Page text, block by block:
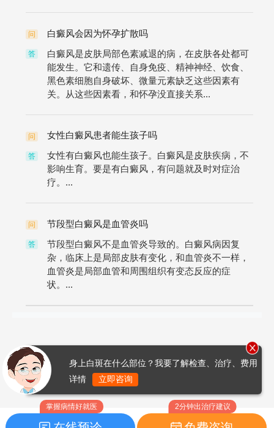
问 白癜风会因为怀孕扩散吗
答
白癜风是皮肤局部色素减退的病，在皮肤各处都可
能发生。它和遗传、自身免疫、精神神经、饮食、
黑色素细胞自身破坏、微量元素缺乏这些因素有
关。从这些因素看，和怀孕没直接关系...
问 女性白癜风患者能生孩子吗
答
女性有白癜风也能生孩子。白癜风是皮肤疾病，不
影响生育。要是有白癜风，有问题就及时对症治
疗。...
问 节段型白癜风是血管炎吗
答
节段型白癜风不是血管炎导致的。白癜风病因复
杂，临床上是局部皮肤有变化，和血管炎不一样，
血管炎是局部血管和周围组织有变态反应的症
状。...
掌握病情好就医 2分钟出治疗建议
身上白斑在什么部位？我要了解检查、治疗、费用
详情
立即咨询